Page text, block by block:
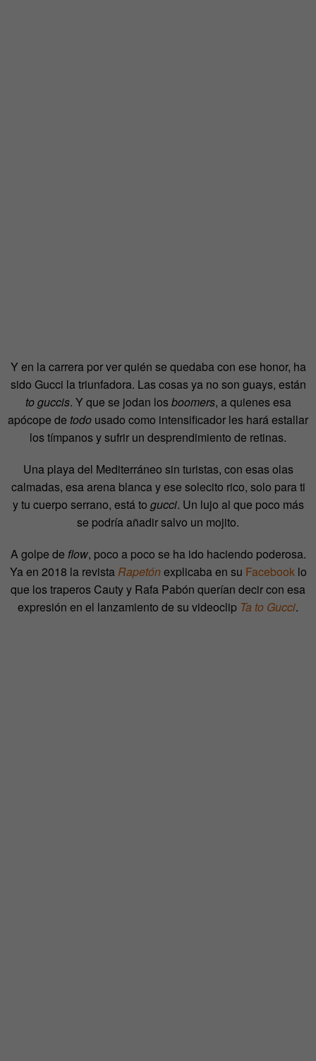
Y en la carrera por ver quién se quedaba con ese honor, ha
sido Gucci la triunfadora. Las cosas ya no son guays, están
to guccis. Y que se jodan losboomers, a quienes esa
apócope de todo usado como intensificador les hará estallar
los tímpanos y sufrir un desprendimiento de retinas.
Una playa del Mediterráneo sin turistas, con esas olas
calmadas, esa arena blanca y ese solecito rico, solo para ti
y tu cuerpo serrano, está to gucci. Un lujo al que poco más
se podría añadir salvo un mojito.
A golpe de flow, poco a poco se ha ido haciendo poderosa.
Ya en 2018 la revista Rapetónexplicaba en su Facebook lo
que los traperos Cauty y Rafa Pabón querían decir con esa
expresión en el lanzamiento de su videoclip Ta to Gucci.